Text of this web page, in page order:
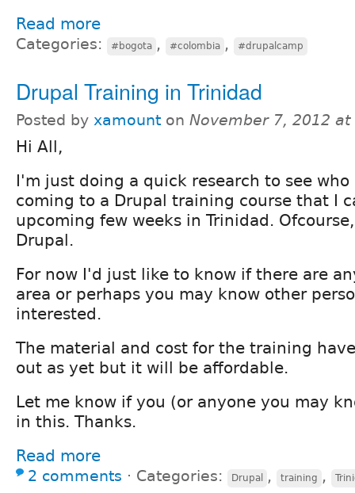
Read more
Categories: #bogota , #colombia , #drupalcamp
Drupal Training in Trinidad
Posted by xamount on November 7, 2012 at
Hi All,
I'm just doing a quick research to see
coming to a Drupal training course that I
upcoming few weeks in Trinidad.
Drupal.
For now I'd just like to know if there are
area or perhaps you may know other
interested.
The material and cost for the training
out as yet but it will be affordable.
Let me know if you (or anyone you may
in this. Thanks.
Read more
2 comments ⋅ Categories: Drupal , training ,